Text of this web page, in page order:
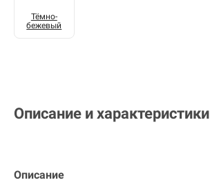
Тёмно-
бежевый
Описание и характеристики
Описание